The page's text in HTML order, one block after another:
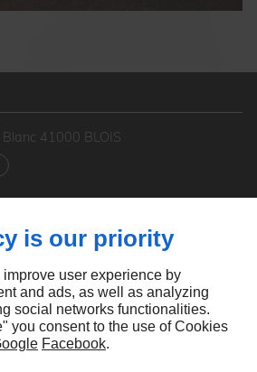
41000 BLOIS
Mentions légales
Plan du site
is our priority
user experience by
and ads, as well as analyzing
social networks functionalities.
you consent to the use of Cookies
Facebook.